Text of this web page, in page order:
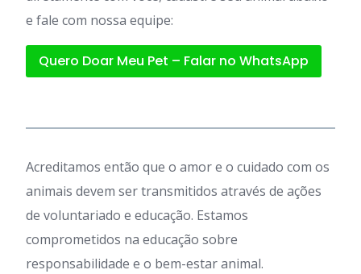
e fale com nossa equipe:
Quero Doar Meu Pet – Falar no WhatsApp
Acreditamos então que o amor e o cuidado com os
animais devem ser transmitidos através de ações
de voluntariado e educação. Estamos
comprometidos na educação sobre
responsabilidade e o bem-estar animal.